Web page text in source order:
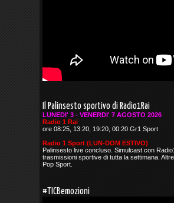
Il Palinsesto sportivo di Radio1Rai
LUNEDI' 3 - VENERDI' 7 AGOSTO 2026
Radio 1 Rai
ore 08:25, 13:20, 19:20, 00:20 Gr1 Sport
Radio 1 Sport (LUN-DOM ESTIVO)
Palinsesto live concluso. Simulcast con
trasmissioni sportive di tutta la settimana.
Pop Sport.
#TICBemozioni